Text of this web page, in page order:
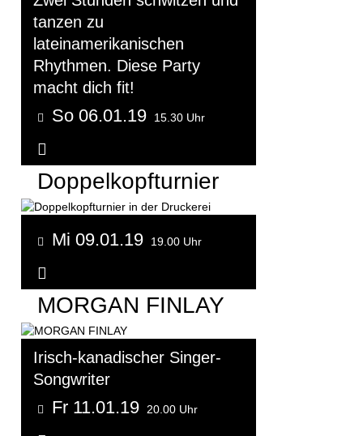
tanzen zu
lateinamerikanischen
Rhythmen. Diese Party
macht dich fit!
So 06.01.19 15.30 Uhr
Doppelkopfturnier
Mi 09.01.19 19.00 Uhr
MORGAN FINLAY
Irisch-kanadischer Singer-
Songwriter
Fr 11.01.19 20.00 Uhr